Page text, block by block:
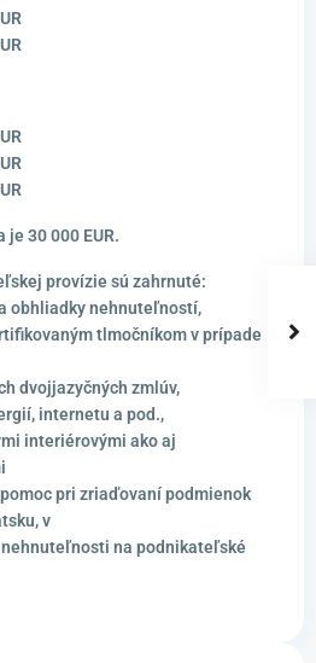
30 000 EUR.
provízie sú zahrnuté:
obhliadky nehnuteľností,
tlmočníkom v prípade
dvojjazyčných zmlúv,
internetu a pod.,
interiérovými ako aj
pri zriaďovaní podmienok
v
na podnikateľské